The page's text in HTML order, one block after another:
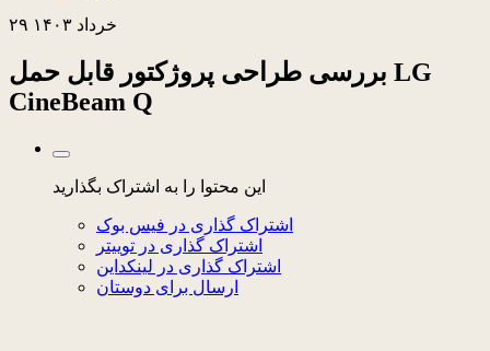
۲۹ خرداد ۱۴۰۳
بررسی طراحی پروژکتور قابل حمل LG
CineBeam Q
این محتوا را به اشتراک بگذارید
اشتراک گذاری در فیس بوک
اشتراک گذاری در توییتر
اشتراک گذاری در لینکداین
ارسال برای دوستان